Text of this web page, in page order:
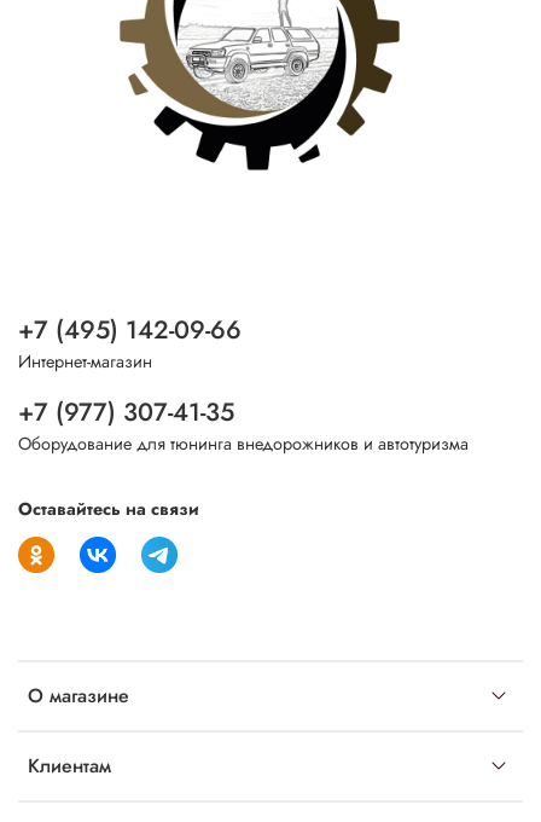
О магазине
Клиентам
+7 (495) 142-09-66
Интернет-магазин
+7 (977) 307-41-35
Оборудование для тюнинга внедорожников и автотуризма
Оставайтесь на связи